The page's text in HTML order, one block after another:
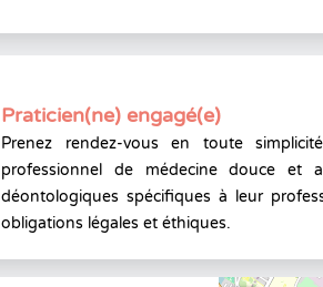
Praticien(ne) engagé(e)
Prenez rendez-vous en toute
professionnel de médecine douce et
déontologiques spécifiques à leur
obligations légales et éthiques.